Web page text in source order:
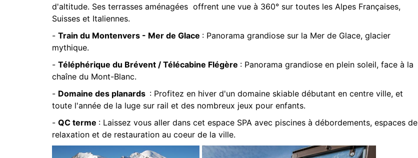
d'altitude. Ses terrasses aménagées offrent une vue à 360° sur toutes les Alpes Françaises,
Suisses et Italiennes.
- Train du Montenvers - Mer de Glace : Panorama grandiose sur la Mer de Glace, glacier
mythique.
- Téléphérique du Brévent / Télécabine Flégère : Panorama grandiose en plein soleil, face à la
chaîne du Mont-Blanc.
- Domaine des planards : Profitez en hiver d'un domaine skiable débutant en centre ville, et
toute l'année de la luge sur rail et des nombreux jeux pour enfants.
- QC terme : Laissez vous aller dans cet espace SPA avec piscines à débordements, espaces de
relaxation et de restauration au coeur de la ville.